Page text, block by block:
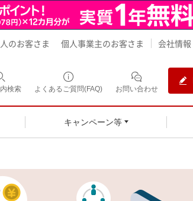
のお客さま 個人事業主のお客さま 会社情報
検索 よくあるご質問(FAQ) お問い合わせ
キャンペーン等